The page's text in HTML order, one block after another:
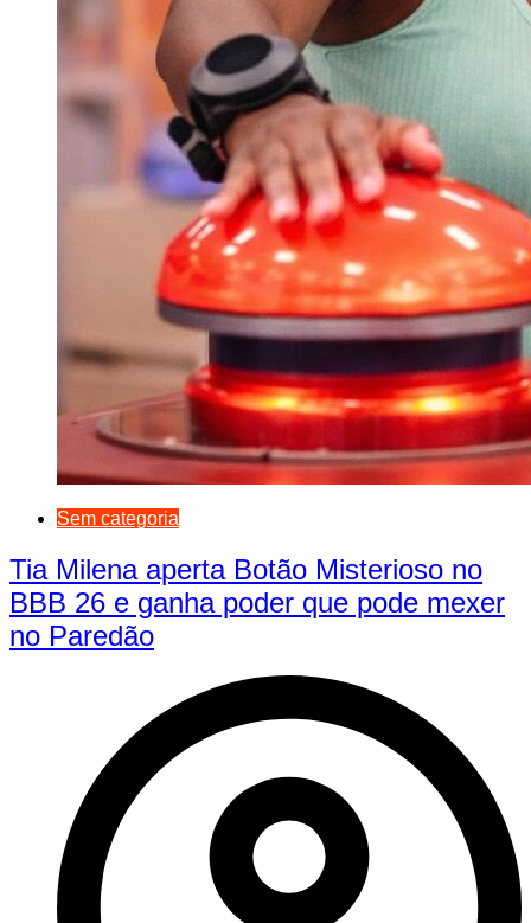
Sem categoria
Tia Milena aperta Botão Misterioso no
BBB 26 e ganha poder que pode mexer
no Paredão